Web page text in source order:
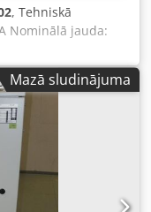
, Tehniskā
Nominālā jauda:
stundas: 800 h
ir lieliski
rūpnieciskos
piemēram,
no Powerbridge
un Uniblock
piegādā
Mazā sludinājuma